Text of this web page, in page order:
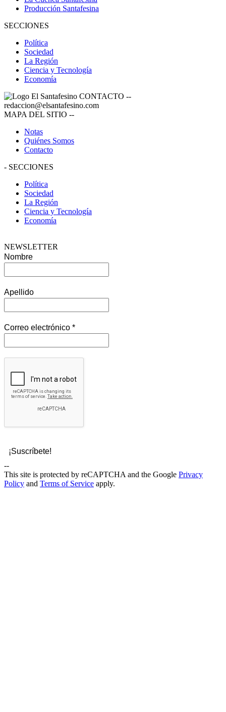
Producción Santafesina
SECCIONES
Política
Sociedad
La Región
Ciencia y Tecnología
Economía
CONTACTO --
redaccion@elsantafesino.com
MAPA DEL SITIO --
Notas
Quiénes Somos
Contacto
- SECCIONES
Política
Sociedad
La Región
Ciencia y Tecnología
Economía
NEWSLETTER
Nombre
Apellido
Correo electrónico *
--
This site is protected by reCAPTCHA and the Google Privacy
Policy and Terms of Service apply.